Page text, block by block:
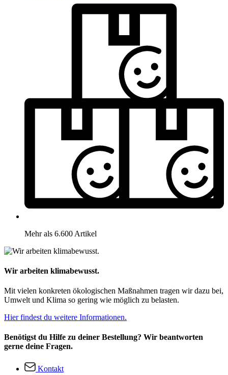
Mehr als 6.600 Artikel
Wir arbeiten klimabewusst.
Mit vielen konkreten ökologischen Maßnahmen tragen wir dazu bei,
Umwelt und Klima so gering wie möglich zu belasten.
Hier findest du weitere Informationen.
Benötigst du Hilfe zu deiner Bestellung? Wir beantworten
gerne deine Fragen.
Kontakt